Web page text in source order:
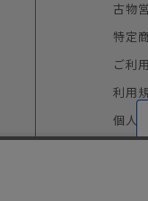
古物
特定
ご利
利用
個人